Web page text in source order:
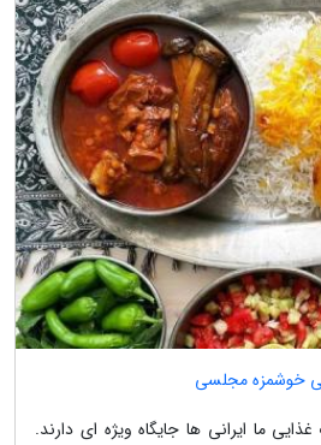
خوشمزه مجلسی
ما ایرانی ها جایگاه ویژه ای دارند.